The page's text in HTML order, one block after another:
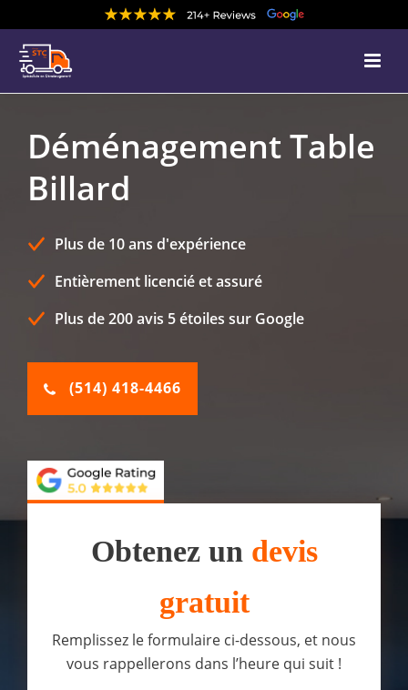
Déménagement Table
Billard
Plus de 10 ans d'expérience
Entièrement licencié et assuré
Plus de 200 avis 5 étoiles sur Google
(514) 418-4466
Obtenez un devis
gratuit
Remplissez le formulaire ci-dessous, et nous
vous rappellerons dans l’heure qui suit !